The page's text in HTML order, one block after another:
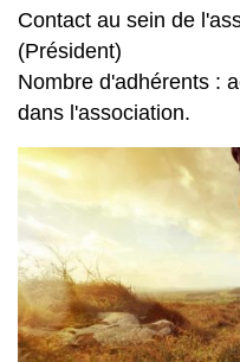
Contact au sein de
(Président)
Nombre d'adhérents :
dans l'association.